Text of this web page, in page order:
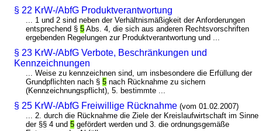
§ 22 KrW-/AbfG Produktverantwortung
... 1 und 2 sind neben der Verhältnismäßigkeit der Anforderungen
entsprechend §5 Abs. 4, die sich aus anderen Rechtsvorschriften
ergebenden Regelungen zur Produktverantwortung und ...
§ 23 KrW-/AbfG Verbote, Beschränkungen und
Kennzeichnungen
... Weise zu kennzeichnen sind, um insbesondere die Erfüllung der
Grundpflichten nach §5 nach Rücknahme zu sichern
(Kennzeichnungspflicht), 5. bestimmte ...
§ 25 KrW-/AbfG Freiwillige Rücknahme (vom 01.02.2007)
... 2. durch die Rücknahme die Ziele der Kreislaufwirtschaft im Sinne
der §§ 4 und5 gefördert werden und 3. die ordnungsgemäße